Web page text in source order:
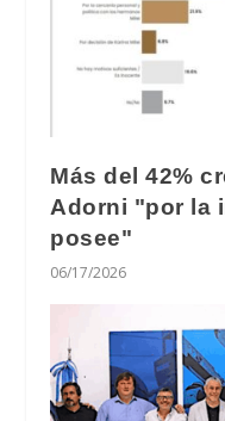
Más del 42%
Adorni "por la
posee"
06/17/2026